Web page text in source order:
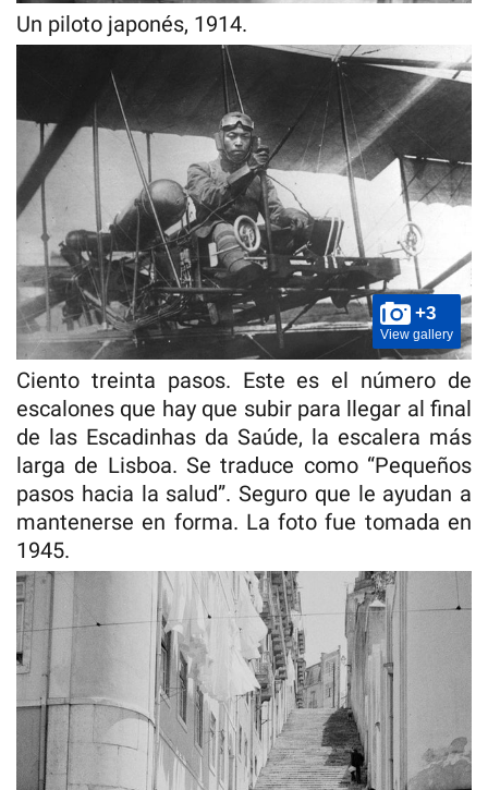
Un piloto japonés, 1914.
+3
View gallery
Ciento treinta pasos. Este es el número de
escalones que hay que subir para llegar al final
de las Escadinhas da Saúde, la escalera más
larga de Lisboa. Se traduce como “Pequeños
pasos hacia la salud”. Seguro que le ayudan a
mantenerse en forma. La foto fue tomada en
1945.